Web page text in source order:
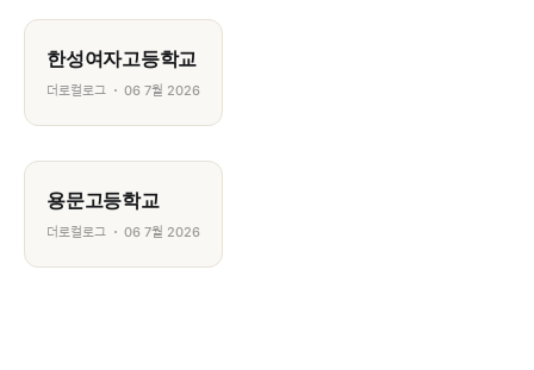
한성여자고등학교
더로컬로그 06 7월 2026
용문고등학교
더로컬로그 06 7월 2026